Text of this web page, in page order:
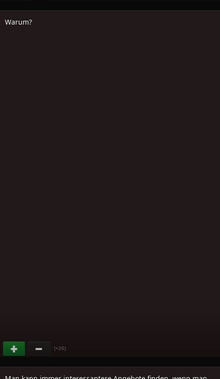
Warum?
(+26)